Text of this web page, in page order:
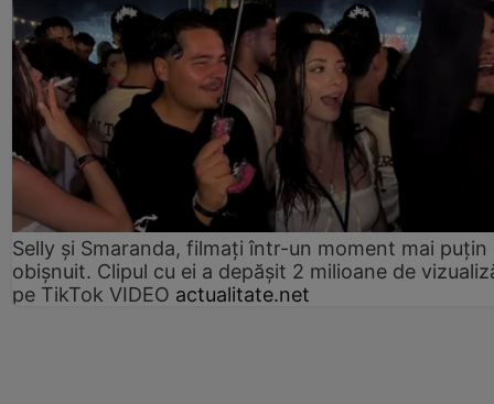
Selly și Smaranda, filmați într-un moment mai puțin
obișnuit. Clipul cu ei a depășit 2 milioane de
pe TikTok VIDEO actualitate.net